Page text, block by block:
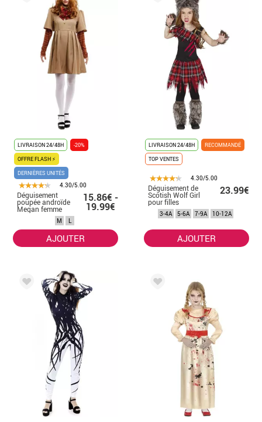
LIVRAISON 24/48H
-20%
OFFRE FLASH ⚡
DERNIÈRES UNITÉS
4.30/5.00
Déguisement
poupée androïde
Megan femme
15.86€ -
19.99€
M L
AJOUTER
LIVRAISON 24/48H
RECOMMANDÉ
TOP VENTES
4.30/5.00
Déguisement de
Scotish Wolf Girl
pour filles
23.99€
3-4A 5-6A 7-9A 10-12A
AJOUTER